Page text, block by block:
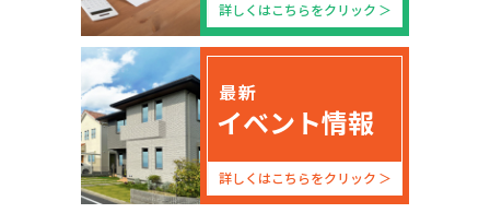
（この場合には、十分な保護水準を備えている委託先を選定
し、漏洩や再提供を防止するために契約による義務づける等
の方法により、適切な管理を実施します）
法令等により開示を要求された場合
人の生命、身体または財産の保護のために必要であって、お
客様の同意を得ることが困難である場合
国の機関もしくは地方公共団体またはその委託を受けた者が
法令の定める事務を遂行することに対して協力する必要があ
る場合であって、お客様の同意を得ることにより当該事務の
遂行に支障を及ぼすおそれがある場合
詳しくはこちらをクリック
最新
イベント情報
詳しくはこちらをクリック